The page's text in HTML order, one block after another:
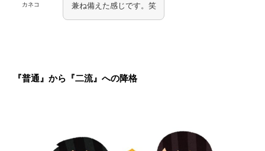
カネコ
兼ね備えた感じです。笑
『普通』から『二流』への降格